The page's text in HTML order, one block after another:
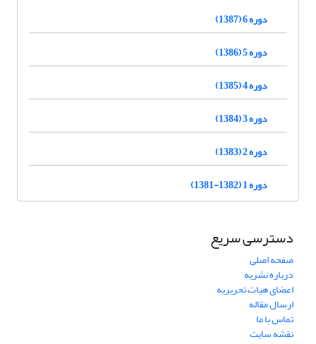
دوره 6 (1387)
دوره 5 (1386)
دوره 4 (1385)
دوره 3 (1384)
دوره 2 (1383)
دوره 1 (1382-1381)
دسترسی سریع
صفحه اصلی
درباره نشریه
اعضای هیات تحریریه
ارسال مقاله
تماس با ما
نقشه سایت